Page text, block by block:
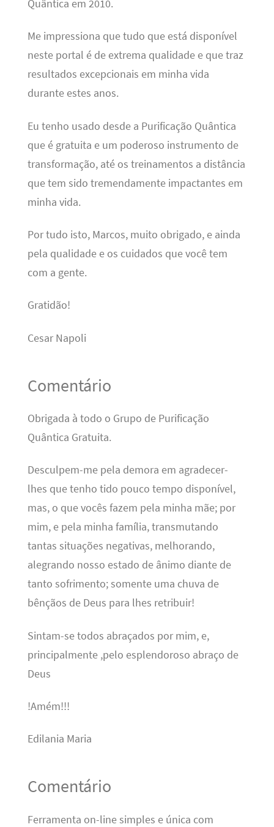
Quântica em 2010.
Me impressiona que tudo que está disponível
neste portal é de extrema qualidade e que traz
resultados excepcionais em minha vida
durante estes anos.
Eu tenho usado desde a Purificação Quântica
que é gratuita e um poderoso instrumento de
transformação, até os treinamentos a distância
que tem sido tremendamente impactantes em
minha vida.
Por tudo isto, Marcos, muito obrigado, e ainda
pela qualidade e os cuidados que você tem
com a gente.
Gratidão!
Cesar Napoli
Comentário
Obrigada à todo o Grupo de Purificação
Quântica Gratuita.
Desculpem-me pela demora em agradecer-
lhes que tenho tido pouco tempo disponível,
mas, o que vocês fazem pela minha mãe; por
mim, e pela minha família, transmutando
tantas situações negativas, melhorando,
alegrando nosso estado de ânimo diante de
tanto sofrimento; somente uma chuva de
bênçãos de Deus para lhes retribuir!
Sintam-se todos abraçados por mim, e,
principalmente ,pelo esplendoroso abraço de
Deus
!Amém!!!
Edilania Maria
Comentário
Ferramenta on-line simples e única com